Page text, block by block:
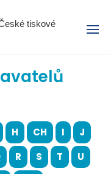
tiskové
Menu
H CH I
J
R S T
U